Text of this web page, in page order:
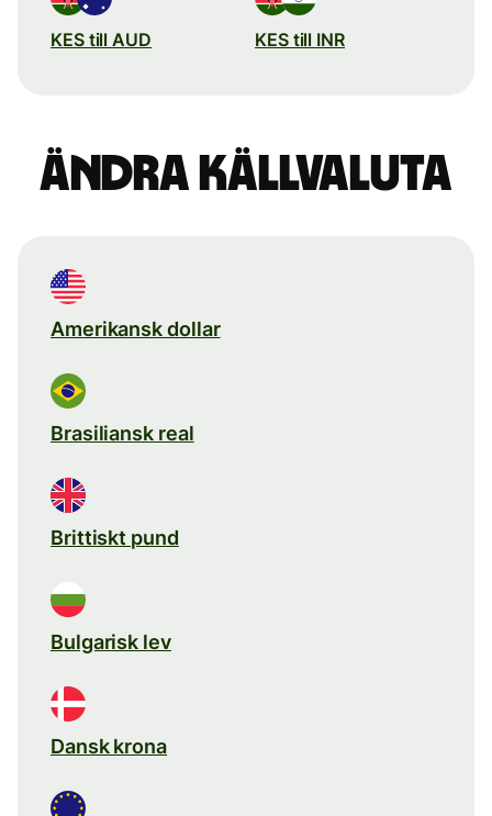
KES till AUD KES till INR
Ändra källvaluta
Amerikansk dollar
Brasiliansk real
Brittiskt pund
Bulgarisk lev
Dansk krona